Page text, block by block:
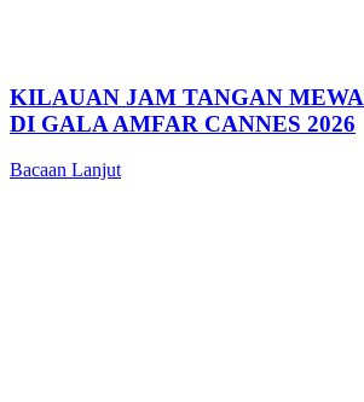
KILAUAN JAM TANGAN
DI GALA AMFAR CANNES 2026
Bacaan Lanjut